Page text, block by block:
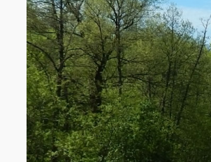
единственное в регионе место, где
средняя, полая и Маршалла).
Встречаются отдельные экземпляры
Здесь же найдена и самая крупная в
являющегося редким элементом
является и чина черная, найденная
На территории парка выявлено 76
видов) и листостебельным зеленым
вида, в том числе 56 – сугубо лесных)
участках). Мхи в лиственных
разнообразнее, чем в хвойных.
Преобладающим типом
луговые и околоводные сообщества,
образом, бывшие вблизи леса пашни